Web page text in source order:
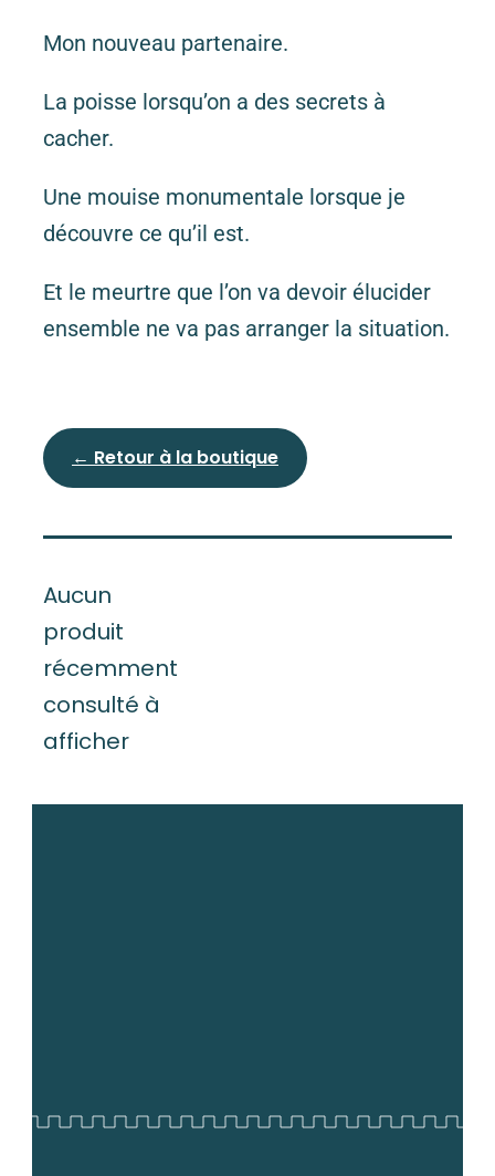
Mon nouveau partenaire.
La poisse lorsqu’on a des secrets à
cacher.
Une mouise monumentale lorsque je
découvre ce qu’il est.
Et le meurtre que l’on va devoir élucider
ensemble ne va pas arranger la situation.
← Retour à la boutique
Aucun
produit
récemment
consulté à
afficher